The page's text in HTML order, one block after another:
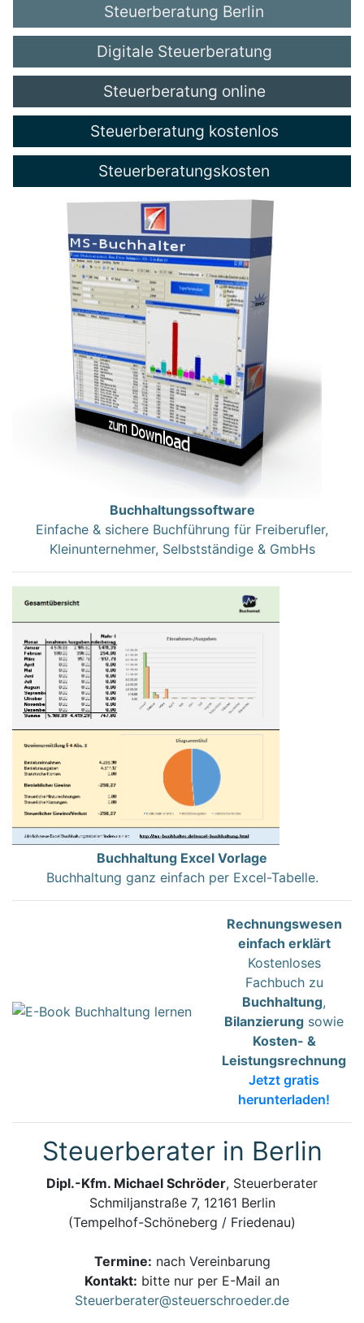
Steuerberatung Berlin
Digitale Steuerberatung
Steuerberatung online
Steuerberatung kostenlos
Steuerberatungskosten
Buchhaltungssoftware
Einfache & sichere Buchführung für Freiberufler,
Kleinunternehmer, Selbstständige & GmbHs
Buchhaltung Excel Vorlage
Buchhaltung ganz einfach per Excel-Tabelle.
Rechnungswesen
einfach erklärt
Kostenloses
Fachbuch zu
Buchhaltung,
Bilanzierung sowie
Kosten- &
Leistungsrechnung
Jetzt gratis
herunterladen!
Steuerberater in Berlin
Dipl.-Kfm. Michael Schröder, Steuerberater
Schmiljanstraße 7, 12161 Berlin
(Tempelhof-Schöneberg / Friedenau)
Termine: nach Vereinbarung
Kontakt: bitte nur per E-Mail an
Steuerberater@steuerschroeder.de